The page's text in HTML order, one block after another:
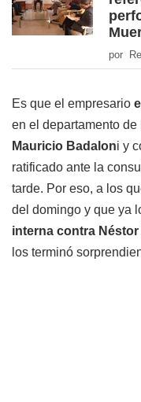
por
Es que el empresario
en el departamento de
Mauricio Badaloni y
ratificado ante la
tarde. Por eso, a los
del domingo y que ya
interna contra Néstor
los terminó